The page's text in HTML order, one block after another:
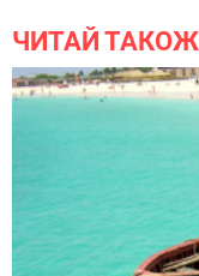
ЧИТАЙ ТАКОЖ